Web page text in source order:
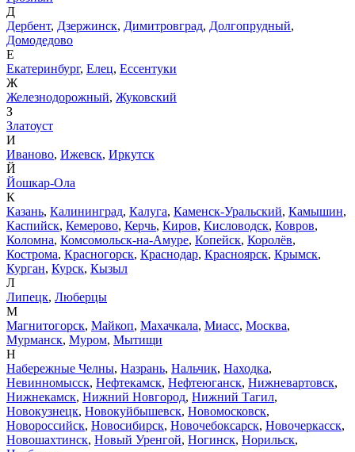
Д
Дербент, Дзержинск, Димитровград, Долгопрудный,
Домодедово
Е
Екатеринбург, Елец, Ессентуки
Ж
Железнодорожный, Жуковский
З
Златоуст
И
Иваново, Ижевск, Иркутск
Й
Йошкар-Ола
К
Казань, Калининград, Калуга, Каменск-Уральский, Камышин,
Каспийск, Кемерово, Керчь, Киров, Кисловодск, Ковров,
Коломна, Комсомольск-на-Амуре, Копейск, Королёв,
Кострома, Красногорск, Краснодар, Красноярск, Крымск,
Курган, Курск, Кызыл
Л
Липецк, Люберцы
М
Магнитогорск, Майкоп, Махачкала, Миасс, Москва,
Мурманск, Муром, Мытищи
Н
Набережные Челны, Назрань, Нальчик, Находка,
Невинномысск, Нефтекамск, Нефтеюганск, Нижневартовск,
Нижнекамск, Нижний Новгород, Нижний Тагил,
Новокузнецк, Новокуйбышевск, Новомосковск,
Новороссийск, Новосибирск, Новочебоксарск, Новочеркасск,
Новошахтинск, Новый Уренгой, Ногинск, Норильск,